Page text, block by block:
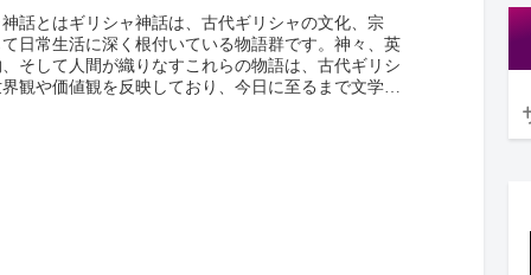
話とはギリシャ神話は、古代ギリシャの文化、宗
日常生活に深く根付いている物語群です。神々、英
そして人間が織りなすこれらの物語は、古代ギリシ
観や価値観を反映しており、今日に至るまで文学や